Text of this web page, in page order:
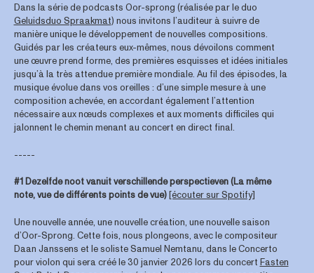
Dans la série de podcasts Oor-sprong (réalisée par le duo
Geluidsduo Spraakmat) nous invitons l’auditeur à suivre de
manière unique le développement de nouvelles compositions.
Guidés par les créateurs eux-mêmes, nous dévoilons comment
une œuvre prend forme, des premières esquisses et idées initiales
jusqu’à la très attendue première mondiale. Au fil des épisodes, la
musique évolue dans vos oreilles : d’une simple mesure à une
composition achevée, en accordant également l’attention
nécessaire aux nœuds complexes et aux moments difficiles qui
jalonnent le chemin menant au concert en direct final.
-----
#1 Dezelfde noot vanuit verschillende perspectieven (La même
note, vue de différents points de vue)[écouter sur Spotify]
Une nouvelle année, une nouvelle création, une nouvelle saison
d’Oor-Sprong. Cette fois, nous plongeons, avec le compositeur
Daan Janssens et le soliste Samuel Nemtanu, dans le Concerto
pour violon qui sera créé le 30 janvier 2026 lors du concert Fasten